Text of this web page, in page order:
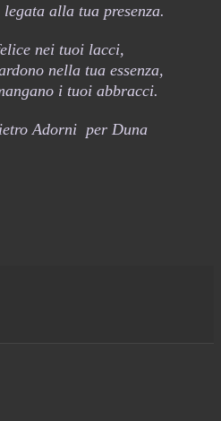
alla tua presenza.
nei tuoi lacci,
nella tua essenza,
i tuoi abbracci.
Adorni per Duna